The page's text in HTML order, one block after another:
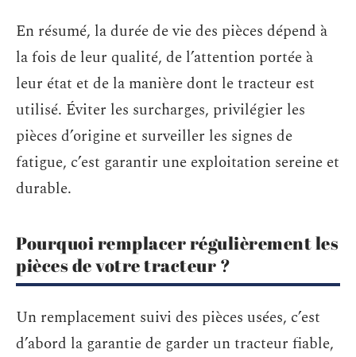
En résumé, la durée de vie des pièces dépend à
la fois de leur qualité, de l’attention portée à
leur état et de la manière dont le tracteur est
utilisé. Éviter les surcharges, privilégier les
pièces d’origine et surveiller les signes de
fatigue, c’est garantir une exploitation sereine et
durable.
Pourquoi remplacer régulièrement les
pièces de votre tracteur ?
Un remplacement suivi des pièces usées, c’est
d’abord la garantie de garder un tracteur fiable,